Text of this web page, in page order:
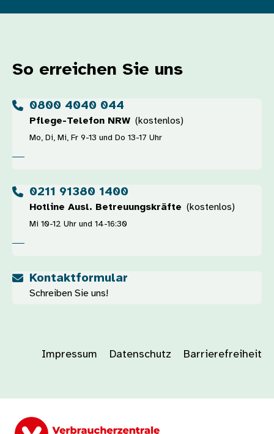
So erreichen Sie uns
0800 4040 044
Pflege-Telefon NRW (kostenlos)
Mo, Di, Mi, Fr 9-13 und Do 13-17 Uhr
0211 91380 1400
Hotline Ausl. Betreuungskräfte (kostenlos)
Mi 10-12 Uhr und 14-16:30
Kontaktformular
Schreiben Sie uns!
Impressum Datenschutz Barrierefreiheit